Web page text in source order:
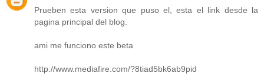
Prueben esta version que puso el, esta el link desde la
pagina principal del blog.
ami me funciono este beta
http://www.mediafire.com/?8tiad5bk6ab9pid